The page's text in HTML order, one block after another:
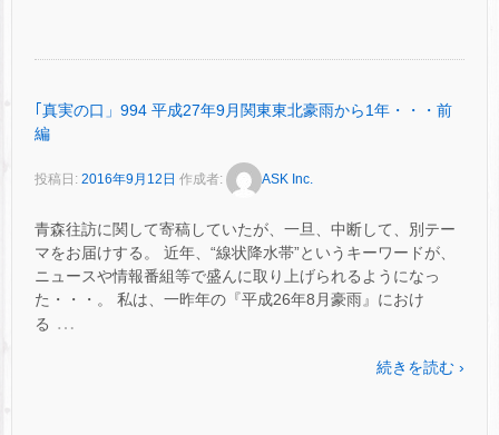
｢真実の口」994 平成27年9月関東東北豪雨から1年・・・前
編
投稿日: 2016年9月12日 作成者: ASK Inc.
青森往訪に関して寄稿していたが、一旦、中断して、別テー
マをお届けする。 近年、“線状降水帯”というキーワードが、
ニュースや情報番組等で盛んに取り上げられるようになっ
た・・・。 私は、一昨年の『平成26年8月豪雨』におけ
る …
続きを読む ›